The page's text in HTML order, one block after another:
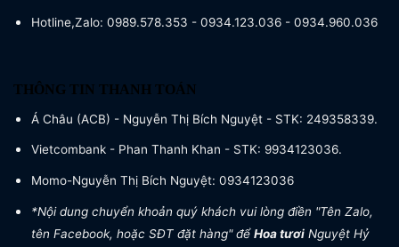
Hotline,Zalo: 0989.578.353 - 0934.123.036 - 0934.960.036
THÔNG TIN THANH TOÁN
Á Châu (ACB) - Nguyễn Thị Bích Nguyệt - STK: 249358339.
Vietcombank - Phan Thanh Khan - STK: 9934123036.
Momo-Nguyễn Thị Bích Nguyệt: 0934123036
*Nội dung chuyển khoản quý khách vui lòng điền "Tên Zalo,
tên Facebook, hoặc SĐT đặt hàng" đểHoa tươi Nguyệt Hỷ